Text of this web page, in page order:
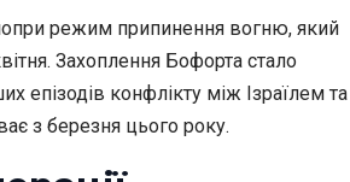
режим припинення вогню, який
Захоплення Бофорта стало
епізодів конфлікту між Ізраїлем та
з березня цього року.